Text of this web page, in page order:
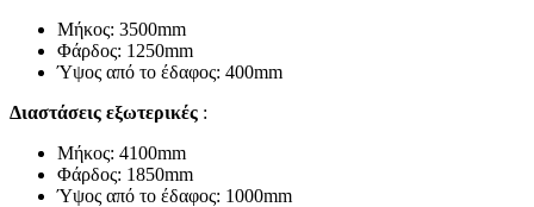
Μήκος: 3500mm
Φάρδος: 1250mm
Ύψος από το έδαφος: 400mm
Διαστάσεις εξωτερικές :
Μήκος: 4100mm
Φάρδος: 1850mm
Ύψος από το έδαφος: 1000mm